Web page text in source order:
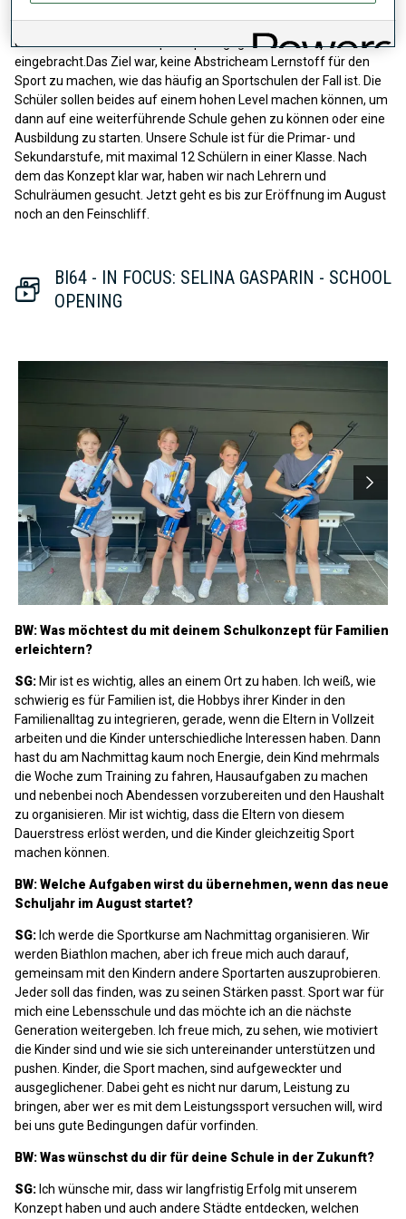
Kanton, eine Schule eröffnen zu dürfen. Es gibt viele Vorgaben,
aber wir haben unsere Ideen für die Gestaltung des Stundenplans,
die Ferienzeiten und ein spezialpädagogisches Konzept
eingebracht.Das Ziel war, keine Abstricheam Lernstoff für den
Sport zu machen, wie das häufig an Sportschulen der Fall ist. Die
Schüler sollen beides auf einem hohen Level machen können, um
dann auf eine weiterführende Schule gehen zu können oder eine
Ausbildung zu starten. Unsere Schule ist für die Primar- und
Sekundarstufe, mit maximal 12 Schülern in einer Klasse. Nach
dem das Konzept klar war, haben wir nach Lehrern und
Schulräumen gesucht. Jetzt geht es bis zur Eröffnung im August
noch an den Feinschliff.
BI64 - IN FOCUS: SELINA GASPARIN - SCHOOL
OPENING
BW: Was möchtest du mit deinem Schulkonzept für Familien
erleichtern?
SG: Mir ist es wichtig, alles an einem Ort zu haben. Ich weiß, wie
schwierig es für Familien ist, die Hobbys ihrer Kinder in den
Familienalltag zu integrieren, gerade, wenn die Eltern in Vollzeit
arbeiten und die Kinder unterschiedliche Interessen haben. Dann
hast du am Nachmittag kaum noch Energie, dein Kind mehrmals
die Woche zum Training zu fahren, Hausaufgaben zu machen
und nebenbei noch Abendessen vorzubereiten und den Haushalt
zu organisieren. Mir ist wichtig, dass die Eltern von diesem
Dauerstress erlöst werden, und die Kinder gleichzeitig Sport
machen können.
BW: Welche Aufgaben wirst du übernehmen, wenn das neue
Schuljahr im August startet?
SG: Ich werde die Sportkurse am Nachmittag organisieren. Wir
werden Biathlon machen, aber ich freue mich auch darauf,
gemeinsam mit den Kindern andere Sportarten auszuprobieren.
Jeder soll das finden, was zu seinen Stärken passt. Sport war für
mich eine Lebensschule und das möchte ich an die nächste
Generation weitergeben. Ich freue mich, zu sehen, wie motiviert
die Kinder sind und wie sie sich untereinander unterstützen und
pushen. Kinder, die Sport machen, sind aufgeweckter und
ausgeglichener. Dabei geht es nicht nur darum, Leistung zu
bringen, aber wer es mit dem Leistungssport versuchen will, wird
bei uns gute Bedingungen dafür vorfinden.
BW: Was wünschst du dir für deine Schule in der Zukunft?
SG: Ich wünsche mir, dass wir langfristig Erfolg mit unserem
Konzept haben und auch andere Städte entdecken, welchen